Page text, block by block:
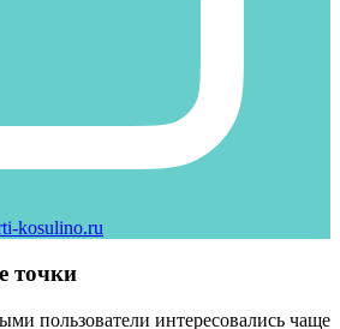
kosulino.ru
точки
пользователи интересовались чаще